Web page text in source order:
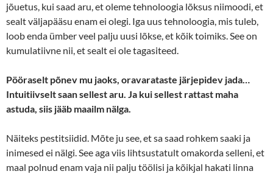
jõuetus, kui saad aru, et oleme tehnoloogia lõksus niimoodi, et
sealt väljapääsu enam ei olegi. Iga uus tehnoloogia, mis tuleb,
loob enda ümber veel palju uusi lõkse, et kõik toimiks. See on
kumulatiivne nii, et sealt ei ole tagasiteed.
Pööraselt põnev mu jaoks, oravarataste järjepidev jada…
Intuitiivselt saan sellest aru. Ja kui sellest rattast maha
astuda, siis jääb maailm nälga.
Näiteks pestitsiidid. Mõte ju see, et sa saad rohkem saaki ja
inimesed ei nälgi. See aga viis lihtsustatult omakorda selleni, et
maal polnud enam vaja nii palju töölisi ja kõikjal hakati linna